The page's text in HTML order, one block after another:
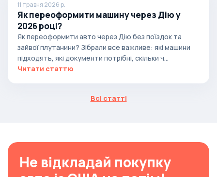
11 травня 2026 р.
Як переоформити машину через Дію у
2026 році?
Як переоформити авто через Дію без поїздок та
зайвої плутанини? Зібрали все важливе: які машини
підходять, які документи потрібні, скільки ч...
Читати статтю
Всі статті
Не відкладай покупку